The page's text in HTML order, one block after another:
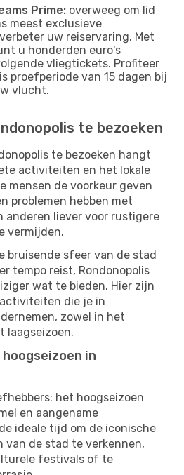
Prime: overweeg om lid
meest exclusieve
uw reiservaring. Met
u honderden euro's
vliegtickets. Profiteer
proefperiode van 15 dagen bij
vlucht.
te bezoeken
te bezoeken hangt
activiteiten en het lokale
mensen de voorkeur geven
problemen hebben met
anderen liever voor rustigere
vermijden.
bruisende sfeer van de stad
tempo reist, Rondonopolis
wat te bieden. Hier zijn
die je in
zowel in het
laagseizoen.
in
het hoogseizoen
en aangename
ideale tijd om de iconische
van de stad te verkennen,
festivals of te